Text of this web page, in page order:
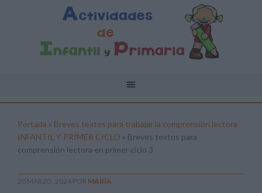
Portada » Breves textos para trabajar la comprensión lectora
INFANTIL Y PRIMER CICLO » Breves textos para
comprensión lectora en primer ciclo 3
20 MARZO, 2024 POR MARÍA